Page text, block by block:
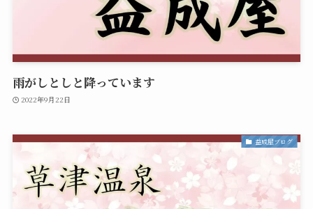
雨がしとしと降っています
2022年9月22日
益成屋ブログ